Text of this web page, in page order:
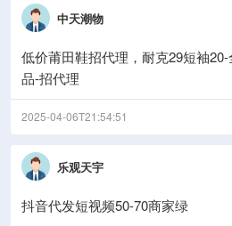
中天潮物
低价莆田鞋招代理，耐克29短袖
品-招代理
2025-04-06T21:54:51
乐观天宇
抖音代发短视频50-70商家绿